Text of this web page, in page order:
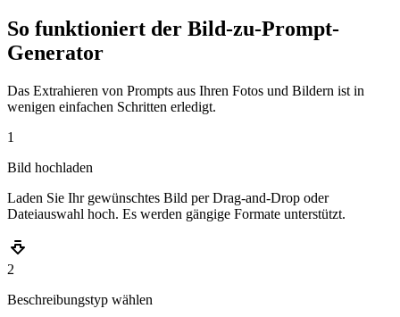
So funktioniert der Bild-zu-Prompt-
Generator
Das Extrahieren von Prompts aus Ihren Fotos und Bildern ist in
wenigen einfachen Schritten erledigt.
1
Bild hochladen
Laden Sie Ihr gewünschtes Bild per Drag-and-Drop oder
Dateiauswahl hoch. Es werden gängige Formate unterstützt.
2
Beschreibungstyp wählen